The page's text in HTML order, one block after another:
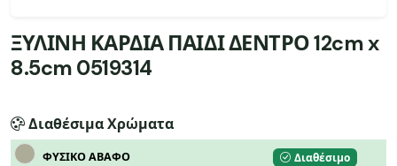
ΞΥΛΙΝΗ ΚΑΡΔΙΑ ΠΑΙΔΙ ΔΕΝΤΡΟ 12cm x
8.5cm 0519314
Διαθέσιμα Χρώματα
ΦΥΣΙΚΟ ΑΒΑΦΟ Διαθέσιμο